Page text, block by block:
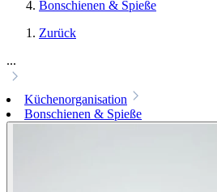
Bonschienen & Spieße
Zurück
...
Küchenorganisation
Bonschienen & Spieße